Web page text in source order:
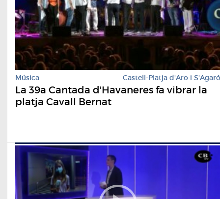
Música Castell-Platja d'Aro i S'Agaró
La 39a Cantada d'Havaneres fa vibrar la
platja Cavall Bernat